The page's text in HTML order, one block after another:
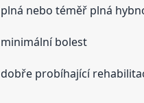
plná nebo téměř plná
minimální bolest
dobře probíhající